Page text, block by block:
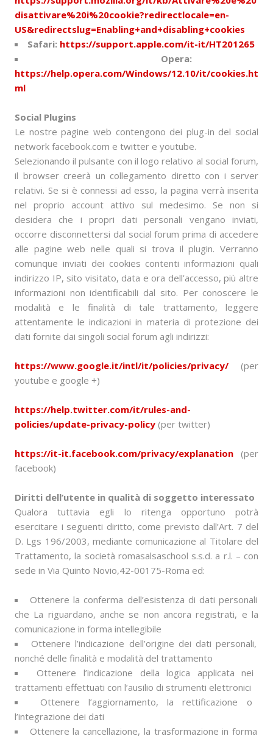
disattivare%20i%20cookie?redirectlocale=en-
US&redirectslug=Enabling+and+disabling+cookies
Safari: https://support.apple.com/it-it/HT201265
Opera:
https://help.opera.com/Windows/12.10/it/cookies.ht
ml
Social Plugins
Le nostre pagine web contengono dei plug-in del social
network facebook.com e twitter e youtube.
Selezionando il pulsante con il logo relativo al social forum,
il browser creerà un collegamento diretto con i server
relativi. Se si è connessi ad esso, la pagina verrà inserita
nel proprio account attivo sul medesimo. Se non si
desidera che i propri dati personali vengano inviati,
occorre disconnettersi dal social forum prima di accedere
alle pagine web nelle quali si trova il plugin. Verranno
comunque inviati dei cookies contenti informazioni quali
indirizzo IP, sito visitato, data e ora dell’accesso, più altre
informazioni non identificabili dal sito. Per conoscere le
modalità e le finalità di tale trattamento, leggere
attentamente le indicazioni in materia di protezione dei
dati fornite dai singoli social forum agli indirizzi:
https://www.google.it/intl/it/policies/privacy/ (per
youtube e google +)
https://help.twitter.com/it/rules-and-
policies/update-privacy-policy (per twitter)
https://it-it.facebook.com/privacy/explanation (per
facebook)
Diritti dell’utente in qualità di soggetto interessato
Qualora tuttavia egli lo ritenga opportuno potrà
esercitare i seguenti diritto, come previsto dall’Art. 7 del
D. Lgs 196/2003, mediante comunicazione al Titolare del
Trattamento, la società romasalsaschool s.s.d. a r.l. – con
sede in Via Quinto Novio,42-00175-Roma ed:
Ottenere la conferma dell’esistenza di dati personali
che La riguardano, anche se non ancora registrati, e la
comunicazione in forma intellegibile
Ottenere l’indicazione dell’origine dei dati personali,
nonché delle finalità e modalità del trattamento
Ottenere l’indicazione della logica applicata nei
trattamenti effettuati con l’ausilio di strumenti elettronici
Ottenere l’aggiornamento, la rettificazione o
l’integrazione dei dati
Ottenere la cancellazione, la trasformazione in forma